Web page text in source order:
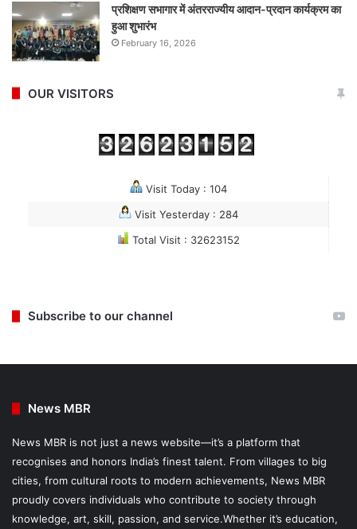
प्रशिक्षण सभागार में अंतरराज्यीय आदान-प्रदान कार्यक्रम का
हुआ शुभारंभ
February 16, 2026
OUR VISITORS
Visit Today : 104
Visit Yesterday : 284
Total Visit : 32623152
Subscribe to our channel
News MBR
News MBR is not just a news website—it’s a platform that
recognises and honors India’s finest talent. From villages to big
cities, from cultural roots to modern achievements, News MBR
proudly covers individuals who contribute to society through
knowledge, art, skill, passion, and service.Whether it’s education,